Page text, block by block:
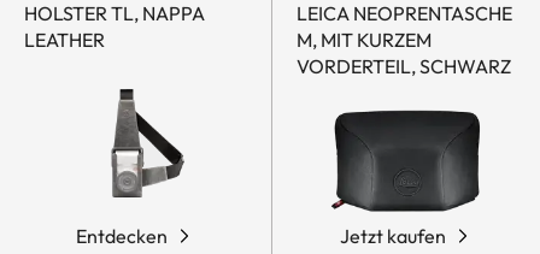
HOLSTER TL, NAPPA
LEATHER
Entdecken
LEICA NEOPRENTASCHE
M, MIT KURZEM
VORDERTEIL, SCHWARZ
Jetzt kaufen